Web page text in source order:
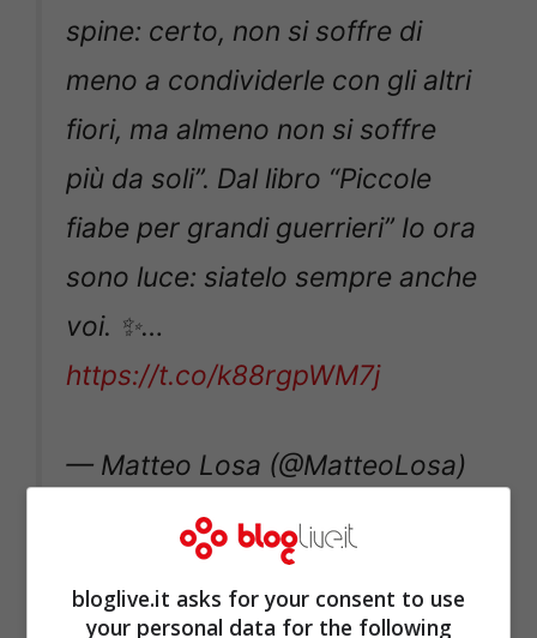
spine: certo, non si soffre di
meno a condividerle con gli altri
fiori, ma almeno non si soffre
più da soli”. Dal libro “Piccole
fiabe per grandi guerrieri” Io ora
sono luce: siatelo sempre anche
voi. ✨…
https://t.co/k88rgpWM7j
— Matteo Losa (@MatteoLosa)
August 6, 2020
bloglive.it asks for your consent to use
your personal data for the following